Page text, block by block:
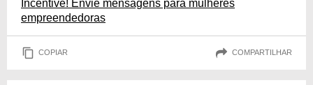
Incentive! Envie mensagens para mulheres
empreendedoras
COPIAR COMPARTILHAR